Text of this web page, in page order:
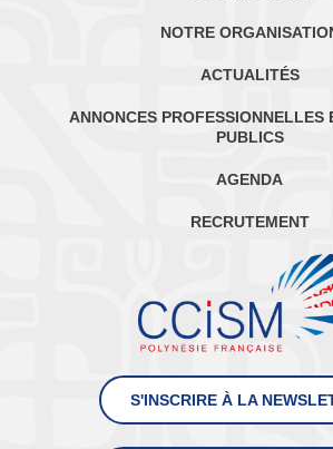
NOTRE
ACTUALITÉS
ANNONCES PROFESSIONNELLES
PUBLICS
AGENDA
RECRUTEMENT
S'INSCRIRE À LA